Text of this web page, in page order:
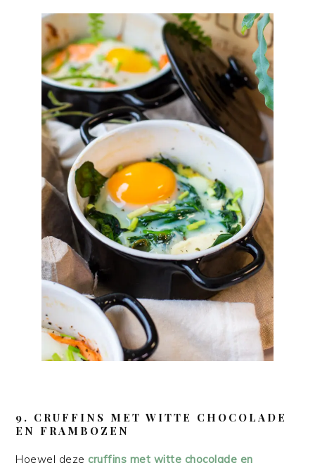
9. CRUFFINS MET WITTE CHOCOLADE
EN FRAMBOZEN
Hoewel dezecruffins met witte chocolade en